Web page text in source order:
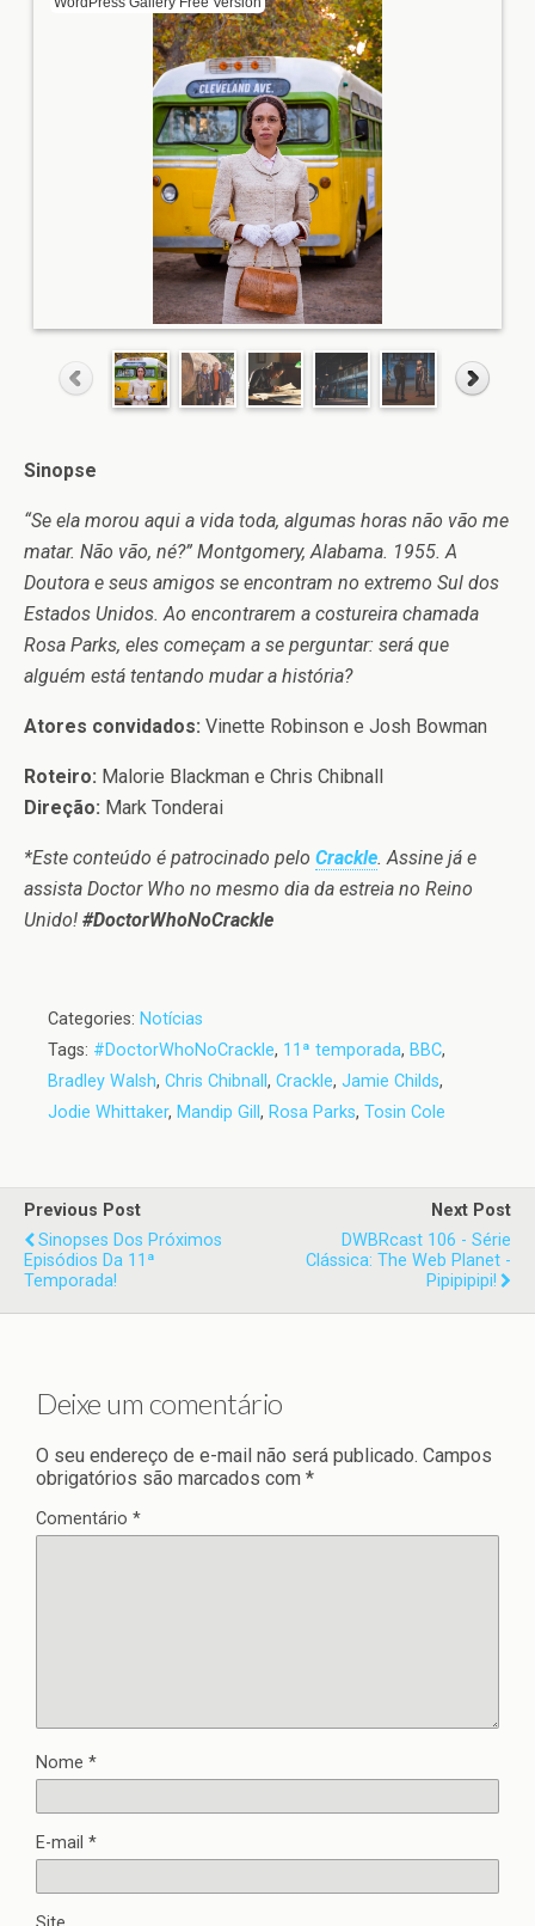
Sinopse
“Se ela morou aqui a vida toda, algumas horas não vão me
matar. Não vão, né?” Montgomery, Alabama. 1955. A
Doutora e seus amigos se encontram no extremo Sul dos
Estados Unidos. Ao encontrarem a costureira chamada
Rosa Parks, eles começam a se perguntar: será que
alguém está tentando mudar a história?
Atores convidados: Vinette Robinson e Josh Bowman
Roteiro: Malorie Blackman e Chris Chibnall
Direção: Mark Tonderai
*Este conteúdo é patrocinado pelo Crackle. Assine já e
assista Doctor Who no mesmo dia da estreia no Reino
Unido! #DoctorWhoNoCrackle
Categories: Notícias
Tags: #DoctorWhoNoCrackle, 11ª temporada, BBC,
Bradley Walsh, Chris Chibnall , Crackle, Jamie Childs,
Jodie Whittaker, Mandip Gill , Rosa Parks, Tosin Cole
Previous Post
Sinopses Dos Próximos
Episódios Da 11ª
Temporada!
Next Post
DWBRcast 106 - Série
Clássica: The Web Planet -
Pipipipipi!
Deixe um comentário
O seu endereço de e-mail não será publicado. Campos
obrigatórios são marcados com *
Comentário *
Nome *
E-mail *